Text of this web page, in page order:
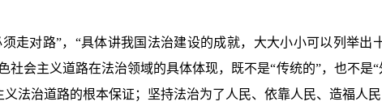
走对路”，“具体讲我国法治建设的成就，大大小小可以列举
会主义道路在法治领域的具体体现，既不是“传统的”，也不是
法治道路的根本保证；坚持法治为了人民、依靠人民、造福人